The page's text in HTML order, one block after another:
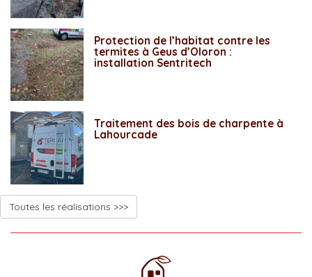
Protection de l’habitat contre les
termites à Geus d’Oloron :
installation Sentritech
Traitement des bois de charpente à
Lahourcade
Toutes les réalisations >>>